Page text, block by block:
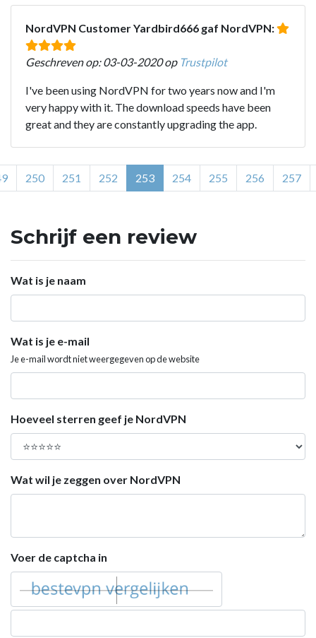
NordVPN Customer Yardbird666 gaf NordVPN:
Geschreven op: 03-03-2020 op Trustpilot
I've been using NordVPN for two years now and I'm
very happy with it. The download speeds have been
great and they are constantly upgrading the app.
250 251 252 253 254 255 256 257
Schrijf een review
Wat is je naam
Wat is je e-mail
Je e-mail wordt niet weergegeven op de website
Hoeveel sterren geef je NordVPN
Wat wil je zeggen over NordVPN
Voer de captcha in